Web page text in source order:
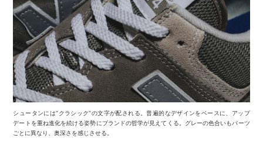
シュータンには“クラシック”の文字が配される。普遍的なデザインをベースに、アップ
デートを重ね進化を続ける姿勢にブランドの哲学が見えてくる。グレーの色合いもパーツ
ごとに異なり、奥深さを感じさせる。